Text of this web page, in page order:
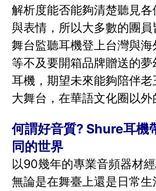
解析度能否能夠清楚聽見
與表情，所以大多數的團
舞台監聽耳機登上台灣與海
等不及要開箱品牌贈送的
耳機，期望未來能夠陪伴老
大舞台，在華語文化圈以外
何謂好音質? Shure耳機
同的世界
以90幾年的專業音頻器材
無論是在舞臺上還是日常